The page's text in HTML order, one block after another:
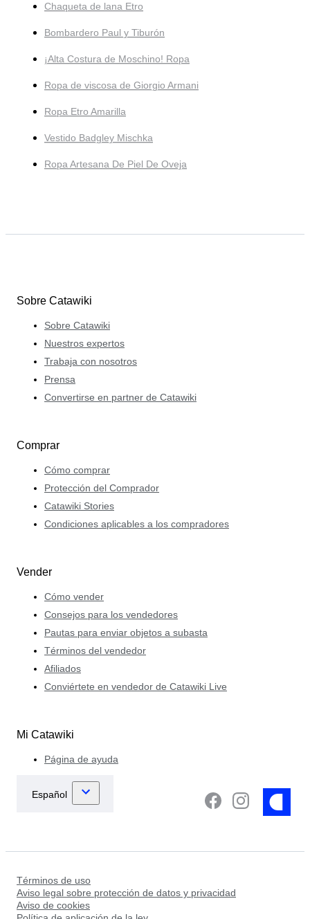
Chaqueta de lana Etro
Bombardero Paul y Tiburón
¡Alta Costura de Moschino! Ropa
Ropa de viscosa de Giorgio Armani
Ropa Etro Amarilla
Vestido Badgley Mischka
Ropa Artesana De Piel De Oveja
Sobre Catawiki
Sobre Catawiki
Nuestros expertos
Trabaja con nosotros
Prensa
Convertirse en partner de Catawiki
Comprar
Cómo comprar
Protección del Comprador
Catawiki Stories
Condiciones aplicables a los compradores
Vender
Cómo vender
Consejos para los vendedores
Pautas para enviar objetos a subasta
Términos del vendedor
Afiliados
Conviértete en vendedor de Catawiki Live
Mi Catawiki
Página de ayuda
Términos de uso
Aviso legal sobre protección de datos y privacidad
Aviso de cookies